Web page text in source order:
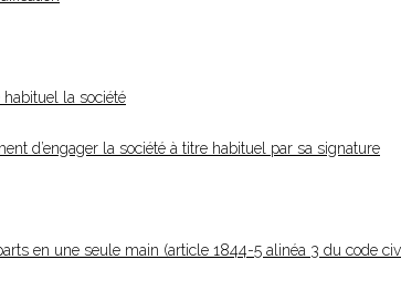
la société
d’engager la société à titre habituel par sa signature
en une seule main (article 1844-5 alinéa 3 du code